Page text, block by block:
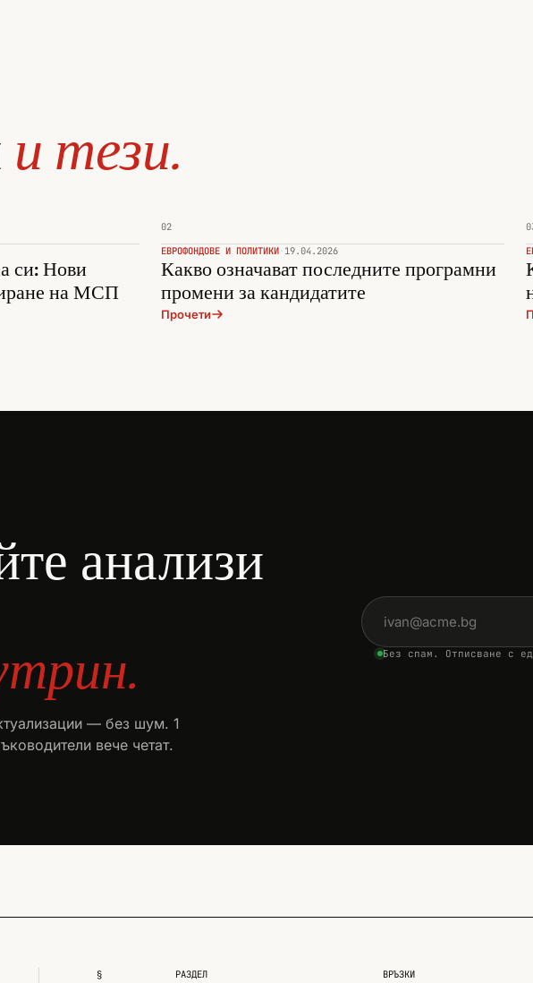
и тези.
си: Нови
на МСП
02
ЕВРОФОНДОВЕ И ПОЛИТИКИ · 19.04.2026
Какво означават последните програмни
промени за кандидатите
Прочети
анализи
— без шум. 1
вече четат.
Имейл адрес
Без спам. Отписване с
§ РАЗДЕЛ ВРЪЗКИ